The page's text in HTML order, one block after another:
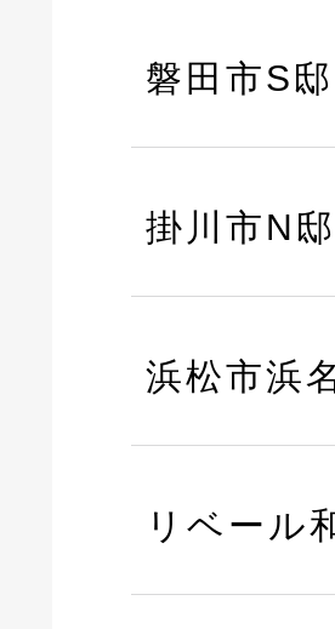
磐田市S邸
掛川市N邸
浜松市浜
リベール